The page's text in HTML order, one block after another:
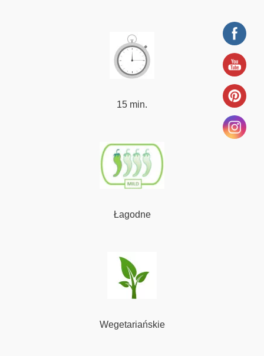
15 min.
Łagodne
Wegetariańskie